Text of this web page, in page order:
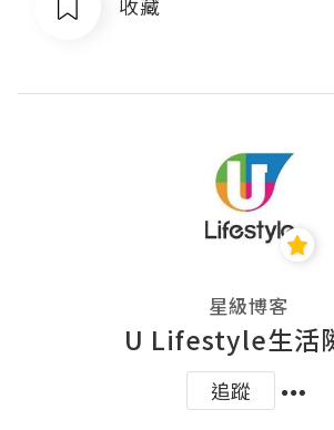
星級博客
U Lifestyle生活
追蹤